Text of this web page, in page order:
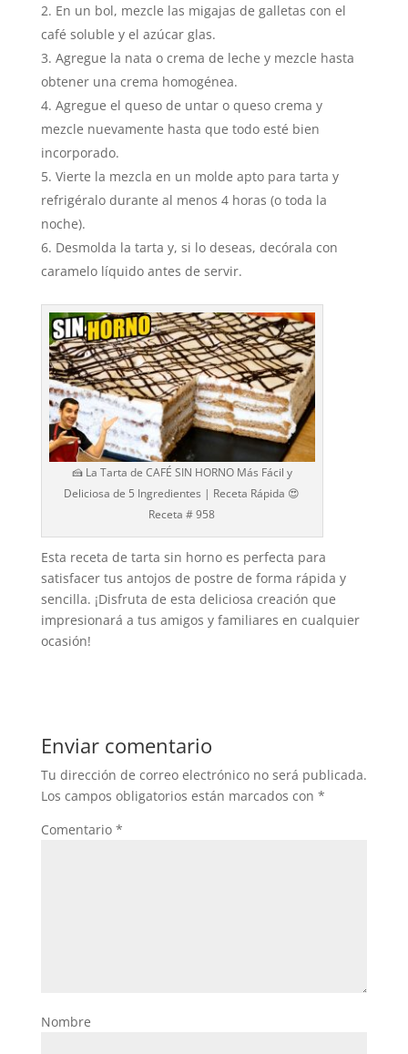
En un bol, mezcle las migajas de galletas con el
café soluble y el azúcar glas.
Agregue la nata o crema de leche y mezcle hasta
obtener una crema homogénea.
Agregue el queso de untar o queso crema y
mezcle nuevamente hasta que todo esté bien
incorporado.
Vierte la mezcla en un molde apto para tarta y
refrigéralo durante al menos 4 horas (o toda la
noche).
Desmolda la tarta y, si lo deseas, decórala con
caramelo líquido antes de servir.
🍰 La Tarta de CAFÉ SIN HORNO Más Fácil y
Deliciosa de 5 Ingredientes | Receta Rápida 😍
Receta # 958
Esta receta de tarta sin horno es perfecta para
satisfacer tus antojos de postre de forma rápida y
sencilla. ¡Disfruta de esta deliciosa creación que
impresionará a tus amigos y familiares en cualquier
ocasión!
Enviar comentario
Tu dirección de correo electrónico no será publicada.
Los campos obligatorios están marcados con *
Comentario *
Nombre